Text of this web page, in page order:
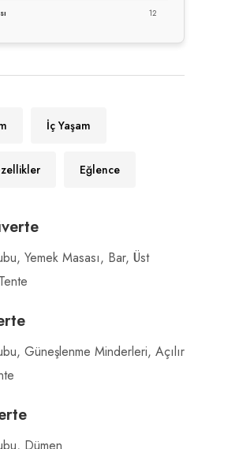
12
İç Yaşam
Eğlence
Yemek Masası, Bar, Üst
Güneşlenme Minderleri, Açılır